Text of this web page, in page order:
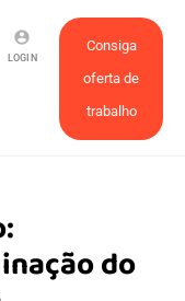
Consiga
oferta de
trabalho
account_circle
LOGIN
do